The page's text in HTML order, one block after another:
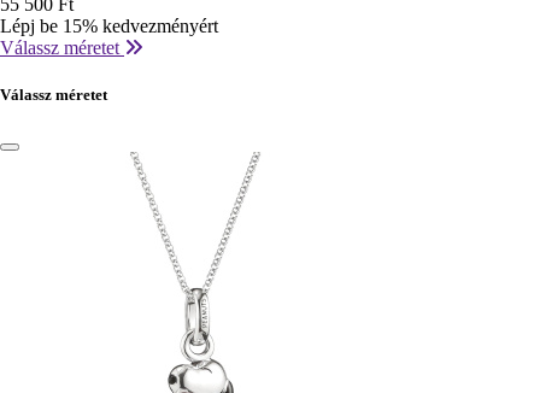
55 500 Ft
Lépj be 15% kedvezményért
Válassz méretet
Válassz méretet